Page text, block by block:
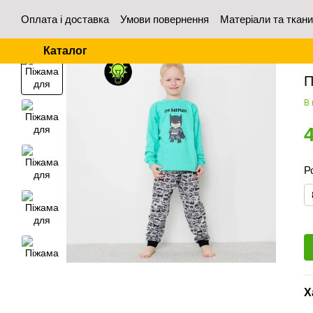
Оплата і доставка Умови повернення
Матеріали та
Каталог
В